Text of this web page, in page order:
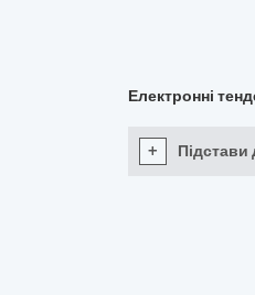
Електронні
+ Підстави